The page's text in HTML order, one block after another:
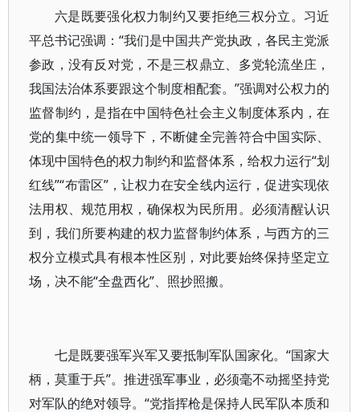
六是既要强化权力制约又要拒绝三权分立。习近
平总书记强调：“我们是中国共产党执政，各民主党派
参政，没有反对党，不是三权鼎立、多党轮流坐庄，
我国法治体系要跟这个制度相配套。”强调对公权力的
监督制约，是指在中国特色社会主义制度体系内，在
党的集中统一领导下，不断健全完善符合中国实际、
体现中国特色的权力制约和监督体系，给权力运行“划
红线”“布雷区”，让权力在安全线内运行，促进实现依
法用权、规范用权，确保权为民所用。必须清醒认识
到，我们所要构建的权力监督制约体系，与西方的三
权分立模式具有根本性区别，对此要始终保持坚定立
场，决不能“全盘西化”、照抄照搬。
七是既要强军兴军又要抵制军队国家化。“国家大
柄，莫重于兵”。推进强军事业，必须毫不动摇坚持党
对军队的绝对领导。“党指挥枪是保持人民军队本质和